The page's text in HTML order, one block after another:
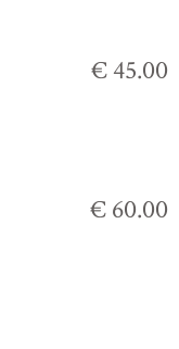
€ 45.00
€ 60.00